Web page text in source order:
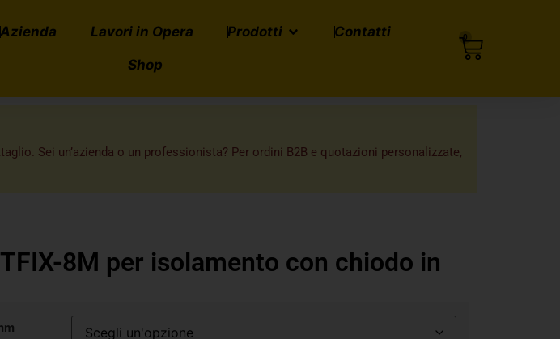
Azienda Lavori in Opera Prodotti Contatti
Shop
0
Sei un’azienda o un professionista? Per ordini B2B e quotazioni personalizzate,
8M per isolamento con chiodo in